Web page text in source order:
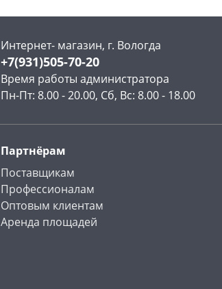
Интернет- магазин, г. Вологда
+7(931)505-70-20
Время работы администратора
Пн-Пт: 8.00 - 20.00, Сб, Вс: 8.00 - 18.00
Партнёрам
Поставщикам
Профессионалам
Оптовым клиентам
Аренда площадей
раз в 2 недели